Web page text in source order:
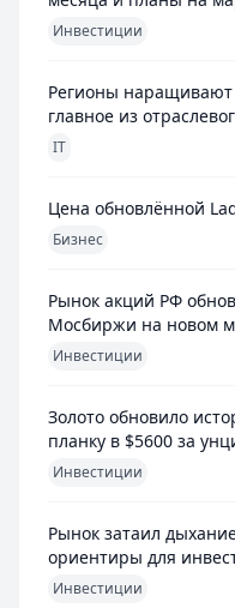
Инвестиции
Регионы
главное из
IT
Цена обновлённой
Бизнес
Рынок акций РФ
Мосбиржи на новом
Инвестиции
Золото обновило
планку в $5600 за
Инвестиции
Рынок затаил
ориентиры для
Инвестиции